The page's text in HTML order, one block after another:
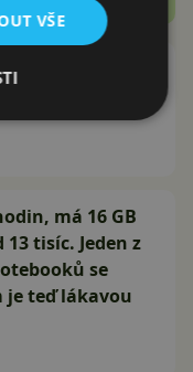
v balení za
má 16 GB
tisíc. Jeden z
se
je teď lákavou
VŠE